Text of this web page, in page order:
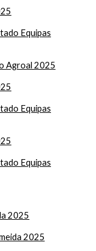
Equipas
Agroal 2025
Equipas
Equipas
2025
2025